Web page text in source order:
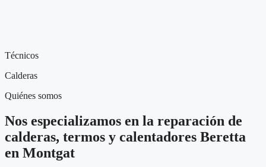
Técnicos
Calderas
Quiénes somos
Nos especializamos en la reparación de
calderas, termos y calentadores Beretta
en Montgat